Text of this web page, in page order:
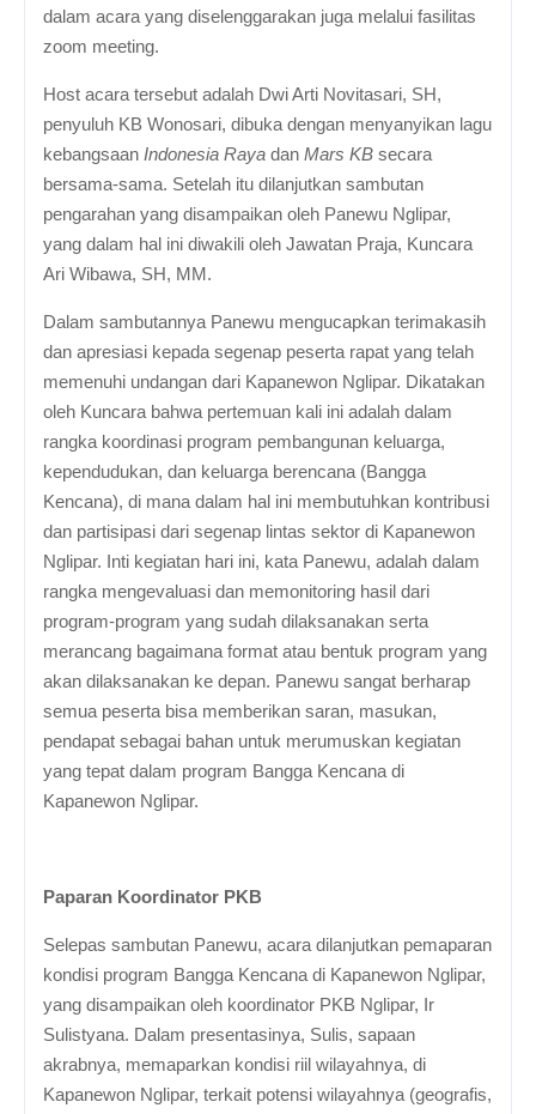
dalam acara yang diselenggarakan juga melalui fasilitas
zoom meeting.
Host acara tersebut adalah Dwi Arti Novitasari, SH,
penyuluh KB Wonosari, dibuka dengan menyanyikan lagu
kebangsaan Indonesia Raya dan Mars KB secara
bersama-sama. Setelah itu dilanjutkan sambutan
pengarahan yang disampaikan oleh Panewu Nglipar,
yang dalam hal ini diwakili oleh Jawatan Praja, Kuncara
Ari Wibawa, SH, MM.
Dalam sambutannya Panewu mengucapkan terimakasih
dan apresiasi kepada segenap peserta rapat yang telah
memenuhi undangan dari Kapanewon Nglipar. Dikatakan
oleh Kuncara bahwa pertemuan kali ini adalah dalam
rangka koordinasi program pembangunan keluarga,
kependudukan, dan keluarga berencana (Bangga
Kencana), di mana dalam hal ini membutuhkan kontribusi
dan partisipasi dari segenap lintas sektor di Kapanewon
Nglipar. Inti kegiatan hari ini, kata Panewu, adalah dalam
rangka mengevaluasi dan memonitoring hasil dari
program-program yang sudah dilaksanakan serta
merancang bagaimana format atau bentuk program yang
akan dilaksanakan ke depan. Panewu sangat berharap
semua peserta bisa memberikan saran, masukan,
pendapat sebagai bahan untuk merumuskan kegiatan
yang tepat dalam program Bangga Kencana di
Kapanewon Nglipar.
Paparan Koordinator PKB
Selepas sambutan Panewu, acara dilanjutkan pemaparan
kondisi program Bangga Kencana di Kapanewon Nglipar,
yang disampaikan oleh koordinator PKB Nglipar, Ir
Sulistyana. Dalam presentasinya, Sulis, sapaan
akrabnya, memaparkan kondisi riil wilayahnya, di
Kapanewon Nglipar, terkait potensi wilayahnya (geografis,